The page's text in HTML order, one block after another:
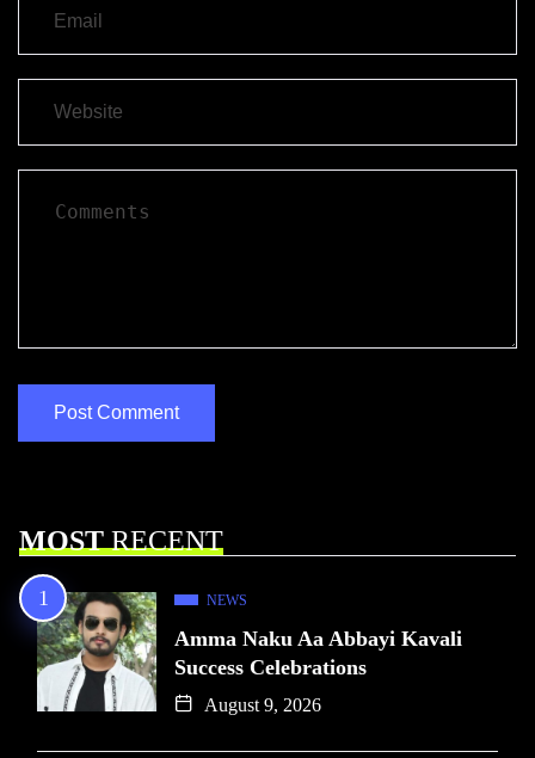
MOSTRECENT
NEWS
Amma Naku Aa Abbayi Kavali
Success Celebrations
August 9, 2026